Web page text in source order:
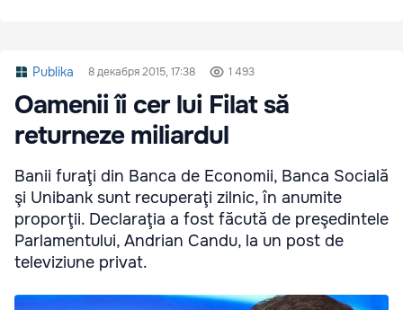
Publika 8 декабря 2015, 17:38 1 493
Oamenii îi cer lui Filat să
returneze miliardul
Banii furaţi din Banca de Economii, Banca Socială
şi Unibank sunt recuperaţi zilnic, în anumite
proporţii. Declaraţia a fost făcută de preşedintele
Parlamentului, Andrian Candu, la un post de
televiziune privat.